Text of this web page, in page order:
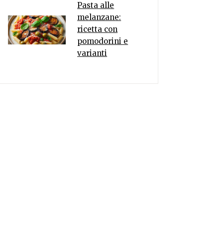
Pasta alle
melanzane:
ricetta con
pomodorini e
varianti